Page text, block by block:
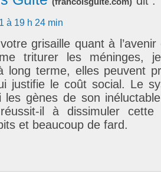
(francoisguite.com)
à 19 h 24 min
grisaille quant à
triturer les méninges,
long terme, elles peuvent
justifie le coût social. Le
les gènes de son
il à dissimuler cette
et beaucoup de fard.